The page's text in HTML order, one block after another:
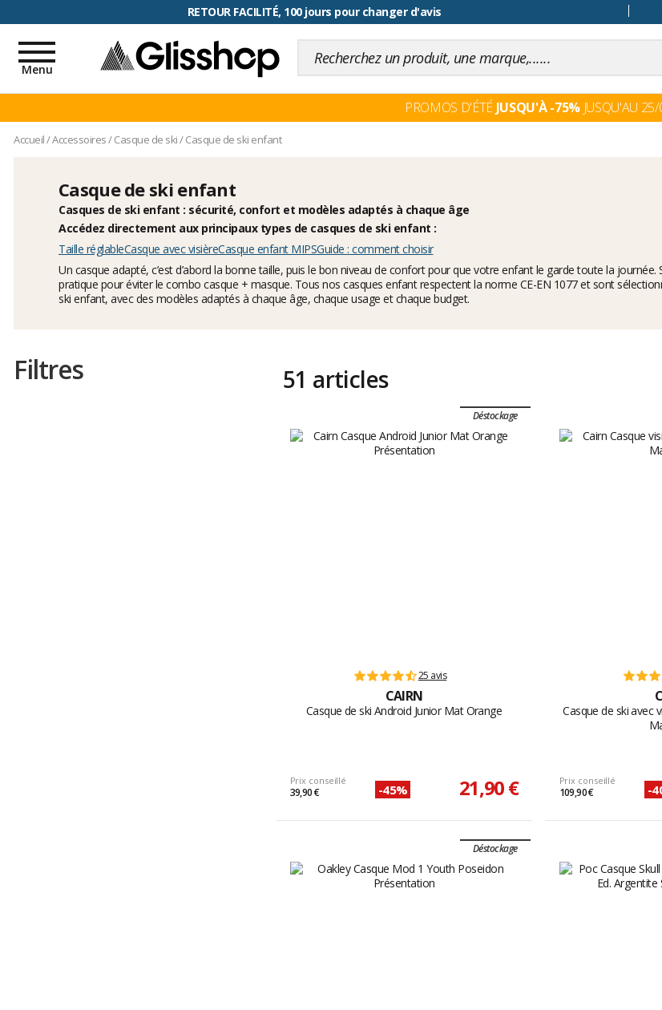
RETOUR FACILITÉ, 100 jours pour changer d'avis
Toggle
navigation
Menu
PROMOS D'ÉTÉ JUSQU'À -75%JUSQU'AU 25/
Accueil/Accessoires/Casque de ski/Casque de ski enfant
Casque de ski enfant
Casques de ski enfant : sécurité, confort et modèles adaptés à chaque âge
Accédez directement aux principaux types de casques de ski enfant :
Taille réglableCasque avec visièreCasque enfant MIPSGuide : comment choisir
Un casque adapté, c’est d’abord la bonne taille, puis le bon niveau de confort pour que votre enfant le garde toute la
pratique pour éviter le combo casque + masque. Tous nos casques enfant respectent la norme CE-EN 1077 et sont
ski enfant, avec des modèles adaptés à chaque âge, chaque usage et chaque budget.
Filtres 51 articles
Déstockage
25 avis
CAIRN
Casque de ski Android Junior Mat Orange
Prix conseillé
39,90 € -45% 21,90 €
Casque de ski avec
Prix conseillé
109,90 € -
Déstockage